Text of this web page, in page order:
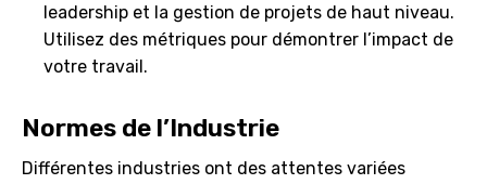
leadership et la gestion de projets de haut niveau.
Utilisez des métriques pour démontrer l’impact de
votre travail.
Normes de l’Industrie
Différentes industries ont des attentes variées